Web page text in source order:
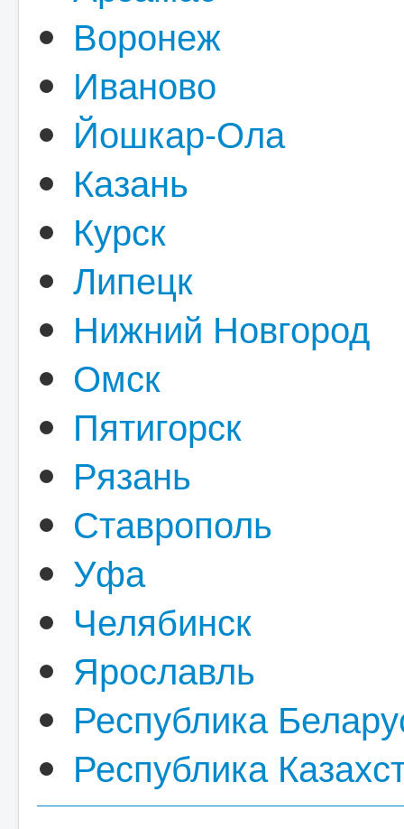
Воронеж
Иваново
Йошкар-Ола
Казань
Курск
Липецк
Нижний Новгород
Омск
Пятигорск
Рязань
Ставрополь
Уфа
Челябинск
Ярославль
Республика
Республика